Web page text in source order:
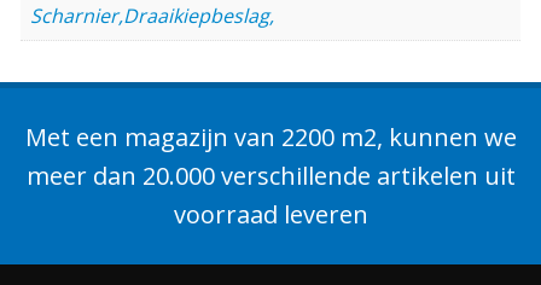
Scharnier,Draaikiepbeslag,
Met een magazijn van 2200 m2, kunnen we
meer dan 20.000 verschillende artikelen uit
voorraad leveren